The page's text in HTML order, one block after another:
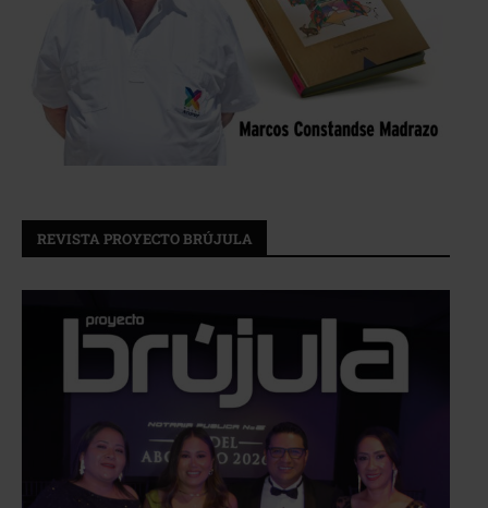
REVISTA PROYECTO BRÚJULA